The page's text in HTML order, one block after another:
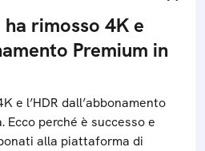
ha rimosso 4K e
Premium in
e l’HDR dall’abbonamento
Ecco perché è successo e
alla piattaforma di